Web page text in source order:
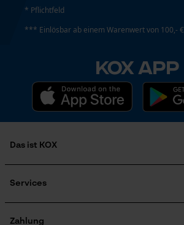
* Pflichtfeld
*** Einlösbar ab einem Warenwert von 100,- €
KOX APP
Das ist KOX
Karriere
KOX Harvester
Services
KOX Katalog
Zahlung